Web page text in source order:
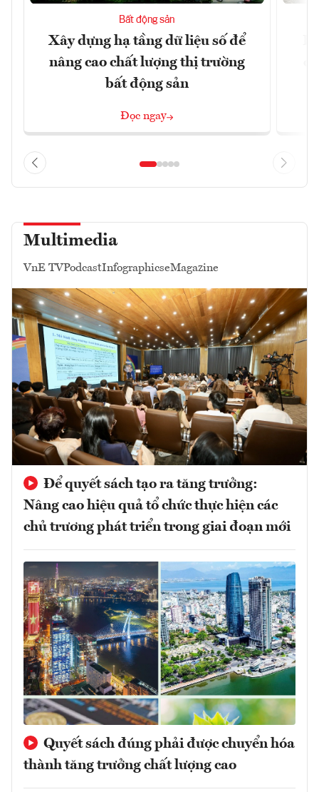
Bất động sản
Xây dựng hạ tầng dữ liệu số để
nâng cao chất lượng thị trường
bất động sản
Đọc ngay
Multimedia
VnE TVPodcastInfographicseMagazine
Để quyết sách tạo ra tăng trưởng:
Nâng cao hiệu quả tổ chức thực hiện các
chủ trương phát triển trong giai đoạn mới
Quyết sách đúng phải được chuyển hóa
thành tăng trưởng chất lượng cao